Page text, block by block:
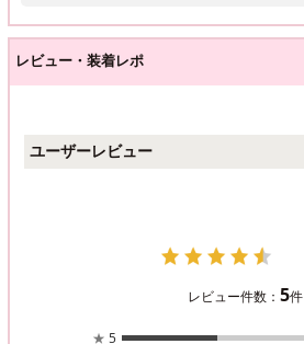
レビュー・装着レポ
ユーザーレビュー
レビュー件数：5件
★ 5